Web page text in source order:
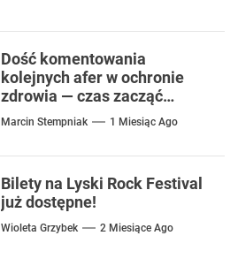
Dość komentowania
kolejnych afer w ochronie
zdrowia — czas zacząć
mówić o rozwiązaniach
Marcin Stempniak 1 Miesiąc Ago
Bilety na Lyski Rock Festival
już dostępne!
Wioleta Grzybek 2 Miesiące Ago